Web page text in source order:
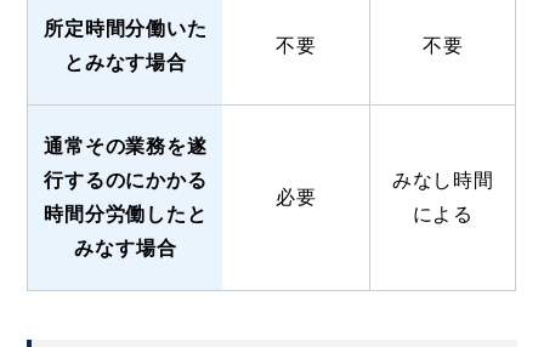
所定時間分働いた
とみなす場合
不要 不要
通常その業務を遂
行するのにかかる
時間分労働したと
みなす場合
必要
みなし時間
による